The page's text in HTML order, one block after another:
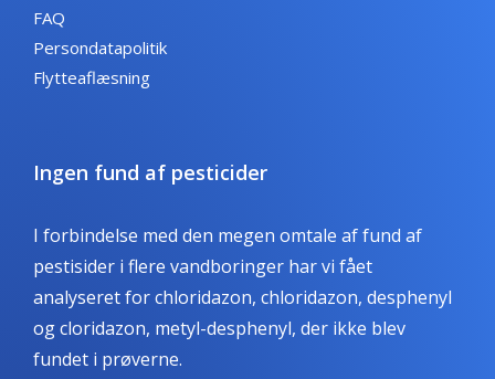
FAQ
Persondatapolitik
Flytteaflæsning
Ingen fund af pesticider
I forbindelse med den megen omtale af fund af
pestisider i flere vandboringer har vi fået
analyseret for chloridazon, chloridazon, desphenyl
og cloridazon, metyl-desphenyl, der ikke blev
fundet i prøverne.